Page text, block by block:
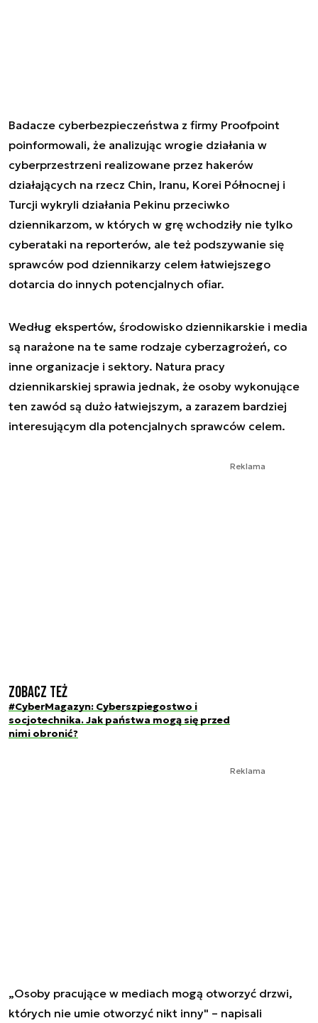
Badacze cyberbezpieczeństwa z firmy Proofpoint
poinformowali, że analizując wrogie działania w
cyberprzestrzeni realizowane przez hakerów
działających na rzecz Chin, Iranu, Korei Północnej i
Turcji wykryli działania Pekinu przeciwko
dziennikarzom, w których w grę wchodziły nie tylko
cyberataki na reporterów, ale też podszywanie się
sprawców pod dziennikarzy celem łatwiejszego
dotarcia do innych potencjalnych ofiar.
Według ekspertów, środowisko dziennikarskie i media
są narażone na te same rodzaje cyberzagrożeń, co
inne organizacje i sektory. Natura pracy
dziennikarskiej sprawia jednak, że osoby wykonujące
ten zawód są dużo łatwiejszym, a zarazem bardziej
interesującym dla potencjalnych sprawców celem.
Reklama
Zobacz też
#CyberMagazyn: Cyberszpiegostwo i
socjotechnika. Jak państwa mogą się przed
nimi obronić?
Reklama
„Osoby pracujące w mediach mogą otworzyć drzwi,
których nie umie otworzyć nikt inny" – napisali